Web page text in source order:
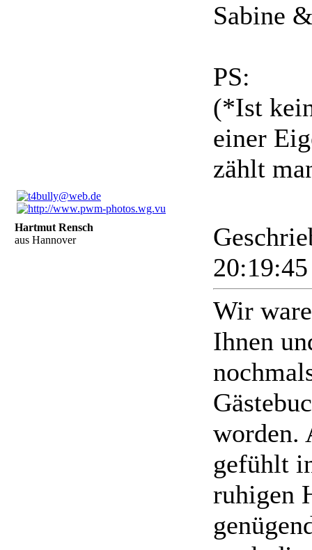
Sabine
PS:
(*Ist
einer
zählt
Hartmut Rensch
aus Hannover
Wir
Ihnen
worden.
gefühlt
ruhigen